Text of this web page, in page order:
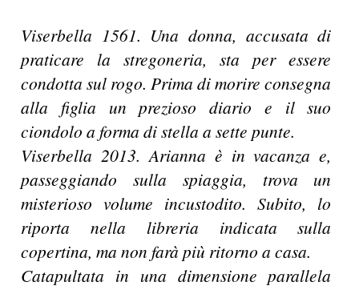
Viserbella 1561. Una donna, accusata di
praticare la stregoneria, sta per essere
condotta sul rogo. Prima di morire consegna
alla figlia un prezioso diario e il suo
ciondolo a forma di stella a sette punte.
Viserbella 2013. Arianna è in vacanza e,
passeggiando sulla spiaggia, trova un
misterioso volume incustodito. Subito, lo
riporta nella libreria indicata sulla
copertina, ma non farà più ritorno a casa.
Catapultata in una dimensione parallela